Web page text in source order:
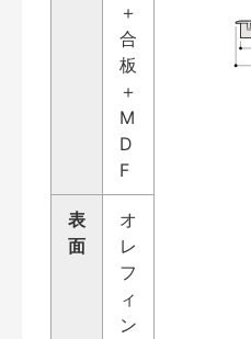
＋
合
板
＋
M
D
F
表
面
オ
レ
フ
ィ
ン